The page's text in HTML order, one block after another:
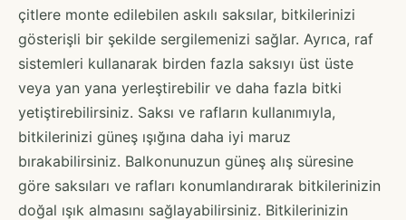
çitlere monte edilebilen askılı saksılar, bitkilerinizi
gösterişli bir şekilde sergilemenizi sağlar. Ayrıca, raf
sistemleri kullanarak birden fazla saksıyı üst üste
veya yan yana yerleştirebilir ve daha fazla bitki
yetiştirebilirsiniz. Saksı ve rafların kullanımıyla,
bitkilerinizi güneş ışığına daha iyi maruz
bırakabilirsiniz. Balkonunuzun güneş alış süresine
göre saksıları ve rafları konumlandırarak bitkilerinizin
doğal ışık almasını sağlayabilirsiniz. Bitkilerinizin